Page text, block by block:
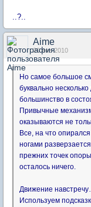
..?..
Aime
20 янв 2010
Но самое большое
буквально
большинство в
Привычные
оказываются не
Все, на что
ногами
прежних точек
осталось ничего.
Движение
Используем